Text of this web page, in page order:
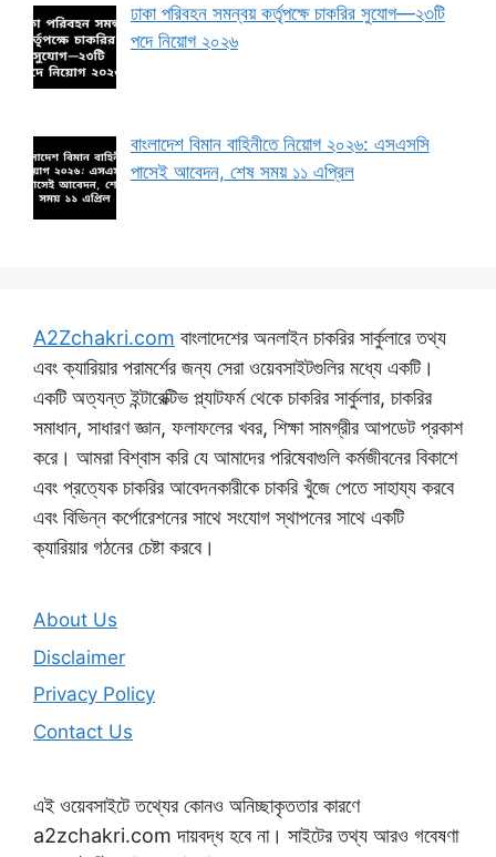
ঢাকা পরিবহন সমন্বয় কর্তৃপক্ষে চাকরির সুযোগ—২৩টি
পদে নিয়োগ ২০২৬
বাংলাদেশ বিমান বাহিনীতে নিয়োগ ২০২৬: এসএসসি
পাসেই আবেদন, শেষ সময় ১১ এপ্রিল
A2Zchakri.com বাংলাদেশের অনলাইন চাকরির সার্কুলারে তথ্য
এবং ক্যারিয়ার পরামর্শের জন্য সেরা ওয়েবসাইটগুলির মধ্যে একটি।
একটি অত্যন্ত ইন্টারেক্টিভ প্ল্যাটফর্ম থেকে চাকরির সার্কুলার, চাকরির
সমাধান, সাধারণ জ্ঞান, ফলাফলের খবর, শিক্ষা সামগ্রীর আপডেট প্রকাশ
করে। আমরা বিশ্বাস করি যে আমাদের পরিষেবাগুলি কর্মজীবনের বিকাশে
এবং প্রত্যেক চাকরির আবেদনকারীকে চাকরি খুঁজে পেতে সাহায্য করবে
এবং বিভিন্ন কর্পোরেশনের সাথে সংযোগ স্থাপনের সাথে একটি
ক্যারিয়ার গঠনের চেষ্টা করবে।
About Us
Disclaimer
Privacy Policy
Contact Us
এই ওয়েবসাইটে তথ্যের কোনও অনিচ্ছাকৃততার কারণে
a2zchakri.com দায়বদ্ধ হবে না। সাইটের তথ্য আরও গবেষণা